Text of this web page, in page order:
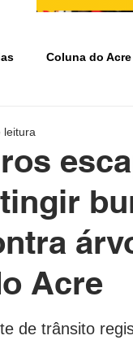
Coluna do Acre
Destaque Político
Política Brasil e
Acre
leitura
de 5 estrelas.
de trânsito